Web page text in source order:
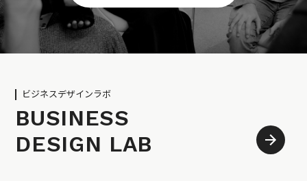
ビジネスデザインラボ
BUSINESS
DESIGN LAB